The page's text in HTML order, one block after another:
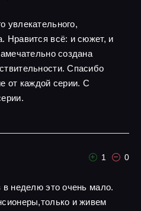
увлекательного,
Нравится всё: и сюжет, и
создана
Спасибо
от каждой серии. С
1 0
неделю это очень мало.
и живем